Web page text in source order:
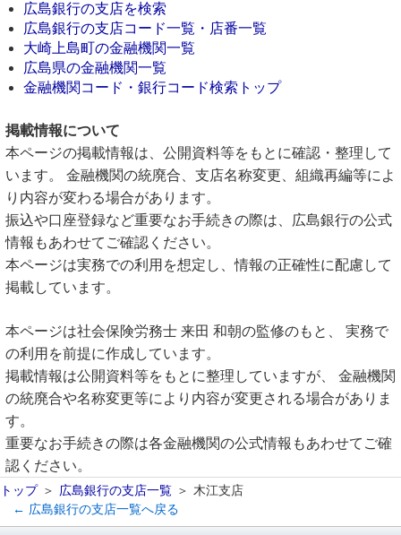
広島銀行の支店を検索
広島銀行の支店コード一覧・店番一覧
大崎上島町の金融機関一覧
広島県の金融機関一覧
金融機関コード・銀行コード検索トップ
掲載情報について
本ページの掲載情報は、公開資料等をもとに確認・整理して
います。 金融機関の統廃合、支店名称変更、組織再編等によ
り内容が変わる場合があります。
振込や口座登録など重要なお手続きの際は、広島銀行の公式
情報もあわせてご確認ください。
本ページは実務での利用を想定し、情報の正確性に配慮して
掲載しています。
本ページは社会保険労務士 来田 和朝の監修のもと、 実務で
の利用を前提に作成しています。
掲載情報は公開資料等をもとに整理していますが、 金融機関
の統廃合や名称変更等により内容が変更される場合がありま
す。
重要なお手続きの際は各金融機関の公式情報もあわせてご確
認ください。
トップ 広島銀行の支店一覧
木江支店
← 広島銀行の支店一覧へ戻る